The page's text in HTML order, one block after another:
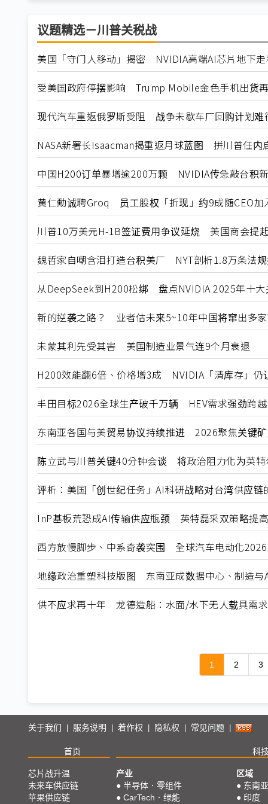
议题精选－川普关税战
美国「守门人移动」揭密 NVIDIA高端AI芯片地下
受美国政府停摆影响 Trump Mobile金色手机出货
现代汽车重返俄罗斯受阻 战争未歇车厂回购计划难
NASA新署长Isaacman揭重返月球蓝图 拼川普任内
中国H200订单暴增逾200万颗 NVIDIA传急敲台积
黄仁勳诚聘Groq 员工股权「折现」约9成随CEO加
川普10万美元H-1B签证费用争议延烧 美国商会提
魏哲家自嘲含泪打造台积美厂 NYT剖析1.8万条法
从DeepSeek到H200松绑 盘点NVIDIA 2025年十大
新的逆袭之路？ 业者估未来5~10年中国将窜出多
未蒙其利先受其害 美国制造业景气连9个月衰退
H200效能翻6倍、价格增3成 NVIDIA「清库存」仍
丰田目标2026全球生产破千万辆 HEV需求强劲跨
东南亚各国与美贸易协议持续推进 2026聚焦关键
陈立武与川普关键40分钟会谈 将政治阻力化为英特
评析：美国「创世纪任务」AI科研战略对台湾供应链
InP基板荒恐成AI传输供应瓶颈 英特磊采双策略提
西方放慢脚步、中系奇袭突围 全球汽车电动化
地缘政治重塑科技版图 东南亚成数据中心、制造与
供不应求再十年 龙德造船：水面/水下无人载具需
1 2 3
关于我们 | 服务说明 | 着作权 | 隐私权 | 常见问题 |
首页 科
芯片战升温
未来车供应链
苹果供应链
产业
● 半导体．零组件
● CarTech．绿能
区域
● 东南亚
● 印度